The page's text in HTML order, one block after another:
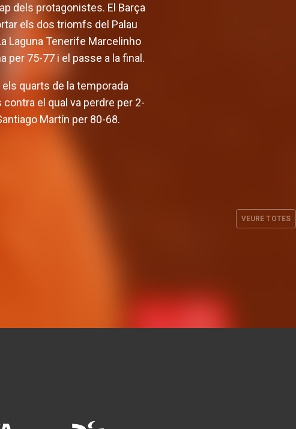
dels protagonistes. El Barça
els dos triomfs del Palau
Laguna Tenerife Marcelinho
per 75-77 i el passe a la final.
quarts de la temporada
el qual va perdre per 2-
Martín per 80-68.
VEURE TOTES
la temporada 2026-27